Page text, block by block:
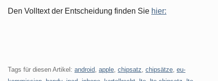
Den Volltext der Entscheidung finden Sie hier:
Tags für diesen Artikel: android apple chipsatz chipsätze eu-